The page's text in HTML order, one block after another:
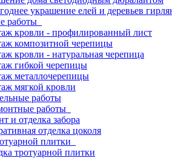
украшение елей и деревьев
работы
кровли - профилированный лист
композитной черепицы
кровли - натуральная черепица
гибкой черепицы
металлочерепицы
мягкой кровли
работы
работы
и отделка забора
отделка цоколя
плитки
тротуарной плитки